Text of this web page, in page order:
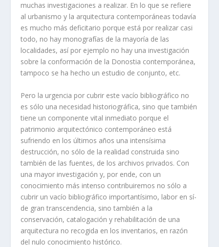
muchas investigaciones a realizar. En lo que se refiere
al urbanismo y la arquitectura contemporáneas todaví­a
es mucho más deficitario porque está por realizar casi
todo, no hay monografí­as de la mayorí­a de las
localidades, así­ por ejemplo no hay una investigación
sobre la conformación de la Donostia contemporánea,
tampoco se ha hecho un estudio de conjunto, etc.
Pero la urgencia por cubrir este vací­o bibliográfico no
es sólo una necesidad historiográfica, sino que también
tiene un componente vital inmediato porque el
patrimonio arquitectónico contemporáneo está
sufriendo en los últimos años una intensí­sima
destrucción, no sólo de la realidad construida sino
también de las fuentes, de los archivos privados. Con
una mayor investigación y, por ende, con un
conocimiento más intenso contribuiremos no sólo a
cubrir un vací­o bibliográfico importantí­simo, labor en sí­
de gran transcendencia, sino también a la
conservación, catalogación y rehabilitación de una
arquitectura no recogida en los inventarios, en razón
del nulo conocimiento histórico.